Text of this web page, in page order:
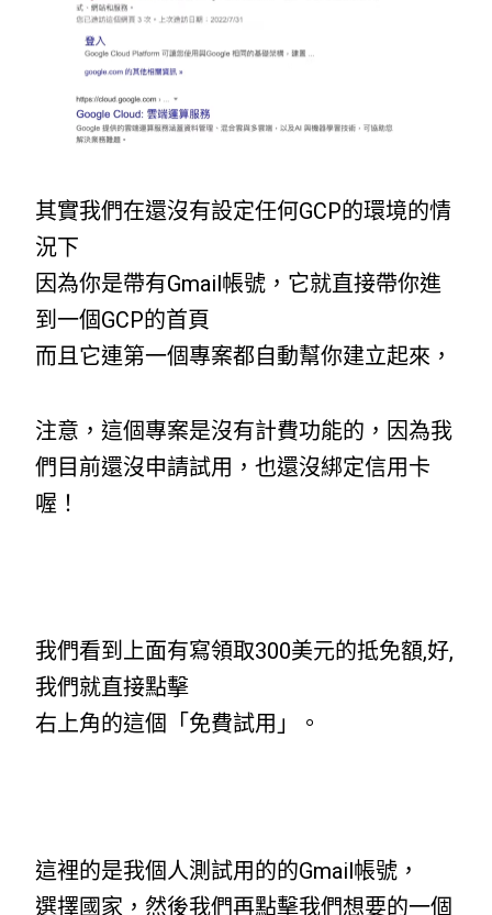
其實我們在還沒有設定任何GCP的環境的情
況下
因為你是帶有Gmail帳號，它就直接帶你進
到一個GCP的首頁
而且它連第一個專案都自動幫你建立起來，
注意，這個專案是沒有計費功能的，因為我
們目前還沒申請試用，也還沒綁定信用卡
喔！
我們看到上面有寫領取300美元的抵免額,好,
我們就直接點擊
右上角的這個「免費試用」。
這裡的是我個人測試用的的Gmail帳號，
選擇國家，然後我們再點擊我們想要的一個